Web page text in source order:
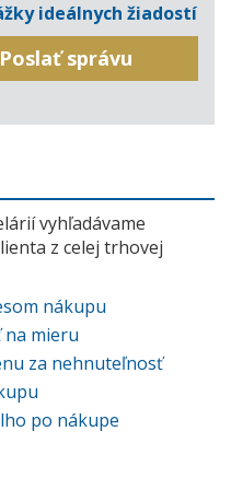
ideálnych žiadostí
vyhľadávame
z celej trhovej
nákupu
na mieru
za nehnuteľnosť
po nákupe